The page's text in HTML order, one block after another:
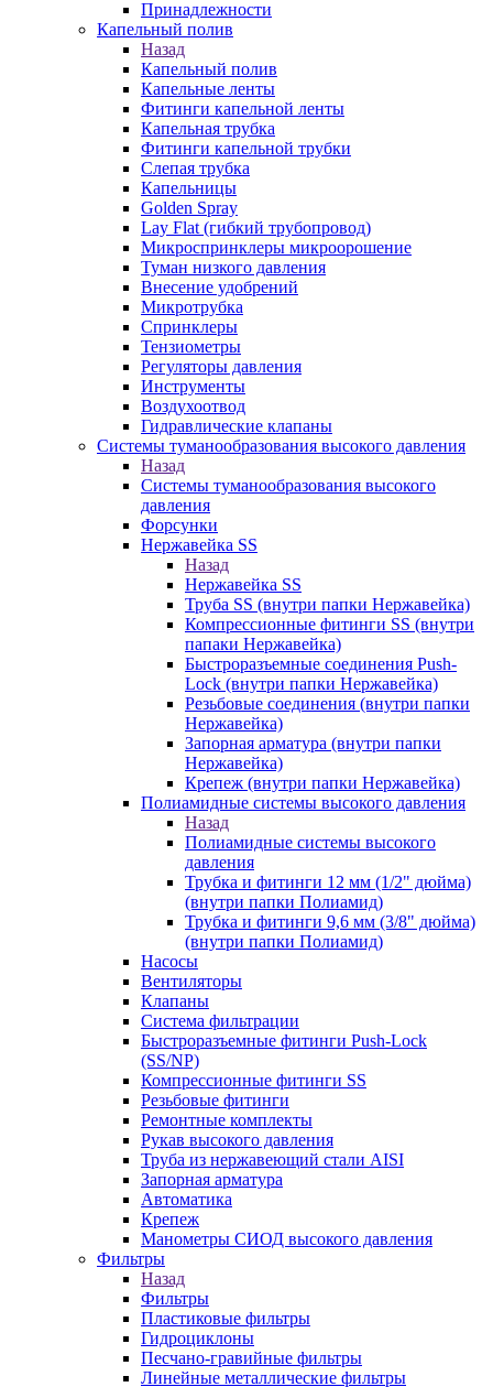
Принадлежности
Капельный полив
Назад
Капельный полив
Капельные ленты
Фитинги капельной ленты
Капельная трубка
Фитинги капельной трубки
Слепая трубка
Капельницы
Golden Spray
Lay Flat (гибкий трубопровод)
Микроспринклеры микроорошение
Туман низкого давления
Внесение удобрений
Микротрубка
Спринклеры
Тензиометры
Регуляторы давления
Инструменты
Воздухоотвод
Гидравлические клапаны
Системы туманообразования высокого давления
Назад
Системы туманообразования высокого
давления
Форсунки
Нержавейка SS
Назад
Нержавейка SS
Труба SS (внутри папки Нержавейка)
Компрессионные фитинги SS (внутри
папаки Нержавейка)
Быстроразъемные соединения Push-
Lock (внутри папки Нержавейка)
Резьбовые соединения (внутри папки
Нержавейка)
Запорная арматура (внутри папки
Нержавейка)
Крепеж (внутри папки Нержавейка)
Полиамидные системы высокого давления
Назад
Полиамидные системы высокого
давления
Трубка и фитинги 12 мм (1/2" дюйма)
(внутри папки Полиамид)
Трубка и фитинги 9,6 мм (3/8" дюйма)
(внутри папки Полиамид)
Насосы
Вентиляторы
Клапаны
Система фильтрации
Быстроразъемные фитинги Push-Lock
(SS/NP)
Компрессионные фитинги SS
Резьбовые фитинги
Ремонтные комплекты
Рукав высокого давления
Труба из нержавеющий стали AISI
Запорная арматура
Автоматика
Крепеж
Манометры СИОД высокого давления
Фильтры
Назад
Фильтры
Пластиковые фильтры
Гидроциклоны
Песчано-гравийные фильтры
Линейные металлические фильтры